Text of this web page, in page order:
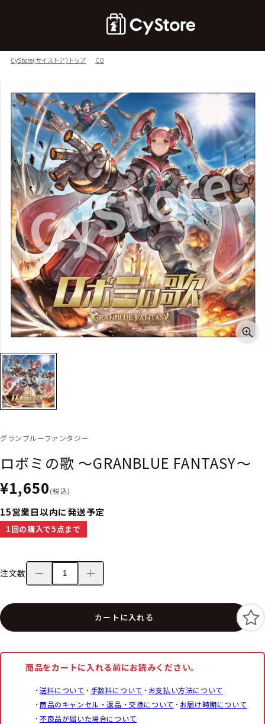
CyStore(サイストア)トップ CD
グランブルーファンタジー
ロボミの歌 ～GRANBLUE FANTASY～
¥1,650(税込)
15営業日以内に発送予定
1回の購入で5点まで
注文数
カートに入れる
商品をカートに入れる前にお読みください。
送料について 手数料について
お支払い方法について
商品のキャンセル・返品・交換について
お届け時期について
不良品が届いた場合について